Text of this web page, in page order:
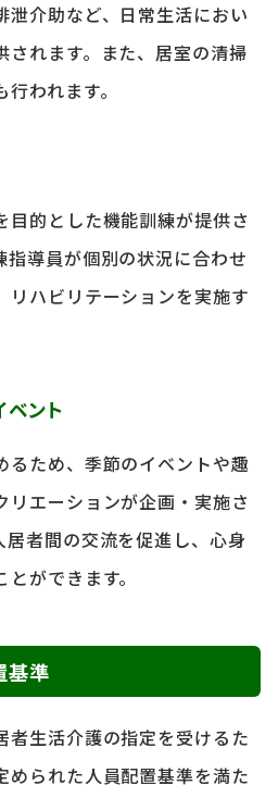
泄介助など、日常生活におい
されます。また、居室の清掃
われます。
目的とした機能訓練が提供さ
指導員が個別の状況に合わせ
リハビリテーションを実施す
ベント
るため、季節のイベントや趣
リエーションが企画・実施さ
居者間の交流を促進し、心身
ができます。
基準
者生活介護の指定を受けるた
められた人員配置基準を満た